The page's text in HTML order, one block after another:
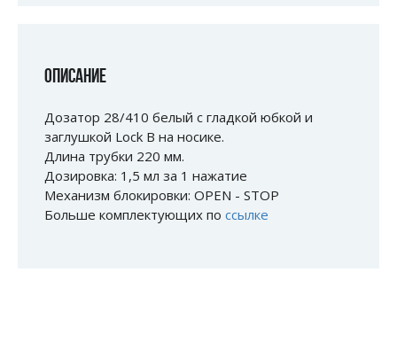
ОПИСАНИЕ
Дозатор 28/410 белый с гладкой юбкой и
заглушкой Lock B на носике.
Длина трубки 220 мм.
Дозировка: 1,5 мл за 1 нажатие
Механизм блокировки: OPEN - STOP
Больше комплектующих по ссылке